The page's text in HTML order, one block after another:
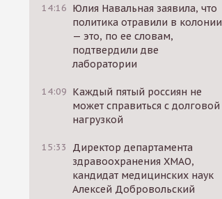
14:16 Юлия Навальная заявила, что
политика отравили в колонии
— это, по ее словам,
подтвердили две
лаборатории
14:09 Каждый пятый россиян не
может справиться с долговой
нагрузкой
15:33
Директор департамента
здравоохранения ХМАО,
кандидат медицинских наук
Алексей Добровольский